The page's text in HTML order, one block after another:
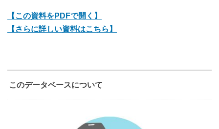
【この資料をPDFで開く】
【さらに詳しい資料はこちら】
このデータベースについて